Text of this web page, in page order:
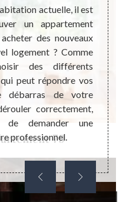
79
actuelle, il est
un appartement
des nouveaux
logement ? Comme
des différents
peut répondre vos
de votre
correctement,
de demander une
professionnel.
votre